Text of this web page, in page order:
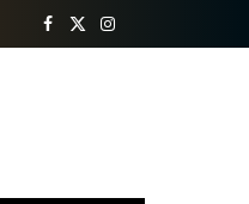
Facebook
X
Instagram